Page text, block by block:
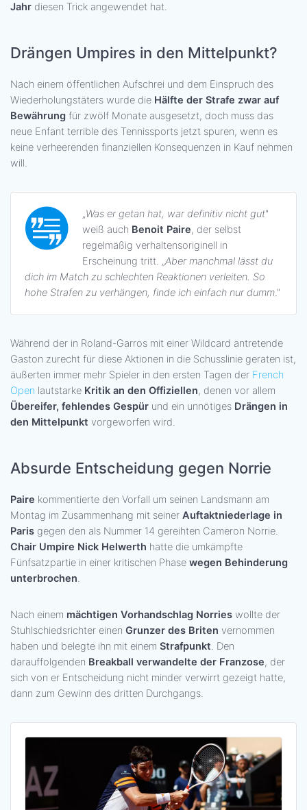
Jahr diesen Trick angewendet hat.
Drängen Umpires in den Mittelpunkt?
Nach einem öffentlichen Aufschrei und dem Einspruch des
Wiederholungstäters wurde die Hälfte der Strafe zwar auf
Bewährung für zwölf Monate ausgesetzt, doch muss das
neue Enfant terrible des Tennissports jetzt spuren, wenn es
keine verheerenden finanziellen Konsequenzen in Kauf nehmen
will.
„Was er getan hat, war definitiv nicht gut"
weiß auch Benoit Paire, der selbst
regelmäßig verhaltensoriginell in
Erscheinung tritt. „Aber manchmal lässt du
dich im Match zu schlechten Reaktionen verleiten. So
hohe Strafen zu verhängen, finde ich einfach nur dumm."
Während der in Roland-Garros mit einer Wildcard antretende
Gaston zurecht für diese Aktionen in die Schusslinie geraten ist,
äußerten immer mehr Spieler in den ersten Tagen der French
Open lautstarke Kritik an den Offiziellen, denen vor allem
Übereifer, fehlendes Gespür und ein unnötiges Drängen in
den Mittelpunkt vorgeworfen wird.
Absurde Entscheidung gegen Norrie
Paire kommentierte den Vorfall um seinen Landsmann am
Montag im Zusammenhang mit seiner Auftaktniederlage in
Paris gegen den als Nummer 14 gereihten Cameron Norrie.
Chair Umpire Nick Helwerth hatte die umkämpfte
Fünfsatzpartie in einer kritischen Phase wegen Behinderung
unterbrochen.
Nach einem mächtigen Vorhandschlag Norries wollte der
Stuhlschiedsrichter einen Grunzer des Briten vernommen
haben und belegte ihn mit einem Strafpunkt. Den
darauffolgenden Breakball verwandelte der Franzose, der
sich von er Entscheidung nicht minder verwirrt gezeigt hatte,
dann zum Gewinn des dritten Durchgangs.